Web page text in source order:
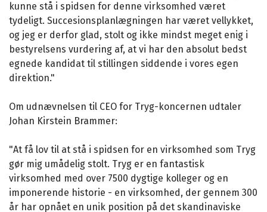
kunne stå i spidsen for denne virksomhed været
tydeligt. Succesionsplanlægningen har været vellykket,
og jeg er derfor glad, stolt og ikke mindst meget enig i
bestyrelsens vurdering af, at vi har den absolut bedst
egnede kandidat til stillingen siddende i vores egen
direktion."
Om udnævnelsen til CEO for Tryg-koncernen udtaler
Johan Kirstein Brammer:
"At få lov til at stå i spidsen for en virksomhed som Tryg
gør mig umådelig stolt. Tryg er en fantastisk
virksomhed med over 7500 dygtige kolleger og en
imponerende historie - en virksomhed, der gennem 300
år har opnået en unik position på det skandinaviske